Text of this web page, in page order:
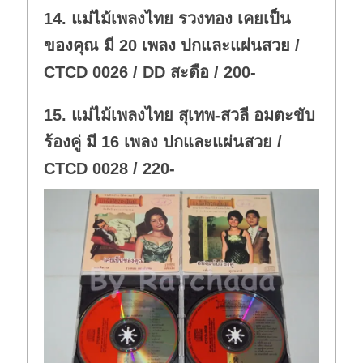
n
.
14. แม่ไม้เพลงไทย รวงทอง เคยเป็น
ของคุณ มี 20 เพลง ปกและแผ่นสวย /
CTCD 0026 / DD สะดือ / 200-
15. แม่ไม้เพลงไทย สุเทพ-สวลี อมตะขับ
ร้องคู่ มี 16 เพลง ปกและแผ่นสวย /
CTCD 0028 / 220-